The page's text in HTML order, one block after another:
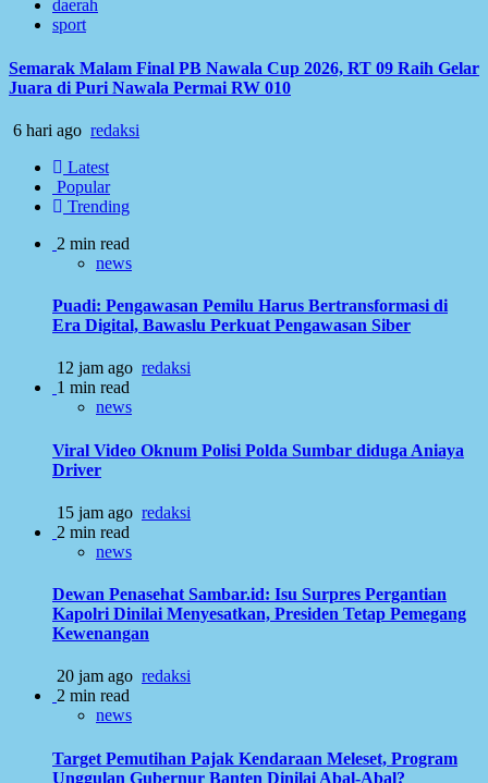
daerah
sport
Semarak Malam Final PB Nawala Cup 2026, RT 09 Raih Gelar
Juara di Puri Nawala Permai RW 010
6 hari ago redaksi
Latest
Popular
Trending
2 min read
news
Puadi: Pengawasan Pemilu Harus Bertransformasi di
Era Digital, Bawaslu Perkuat Pengawasan Siber
12 jam ago redaksi
1 min read
news
Viral Video Oknum Polisi Polda Sumbar diduga Aniaya
Driver
15 jam ago redaksi
2 min read
news
Dewan Penasehat Sambar.id: Isu Surpres Pergantian
Kapolri Dinilai Menyesatkan, Presiden Tetap Pemegang
Kewenangan
20 jam ago redaksi
2 min read
news
Target Pemutihan Pajak Kendaraan Meleset, Program
Unggulan Gubernur Banten Dinilai Abal-Abal?